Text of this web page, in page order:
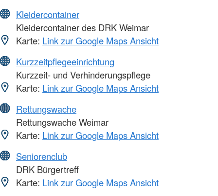
Kleidercontainer
Kleidercontainer des DRK Weimar
Karte: Link zur Google Maps Ansicht
Kurzzeitpflegeeinrichtung
Kurzzeit- und Verhinderungspflege
Karte: Link zur Google Maps Ansicht
Rettungswache
Rettungswache Weimar
Karte: Link zur Google Maps Ansicht
Seniorenclub
DRK Bürgertreff
Karte: Link zur Google Maps Ansicht